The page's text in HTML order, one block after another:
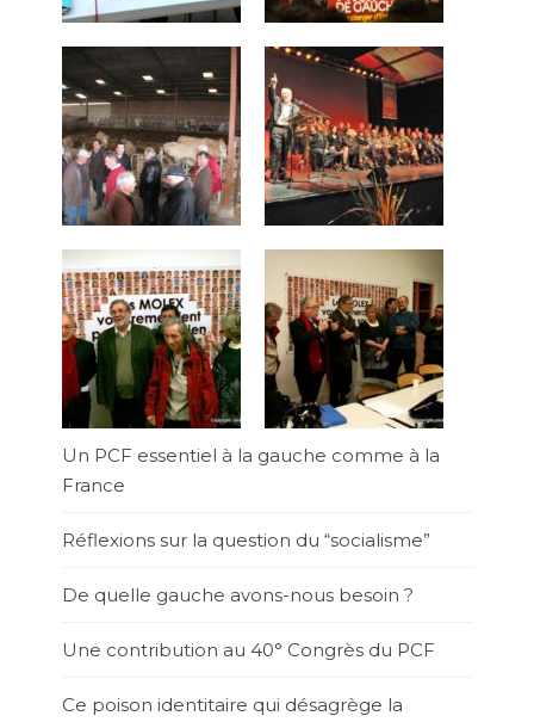
Un PCF essentiel à la gauche comme à la
France
Réflexions sur la question du “socialisme”
De quelle gauche avons-nous besoin ?
Une contribution au 40° Congrès du PCF
Ce poison identitaire qui désagrège la